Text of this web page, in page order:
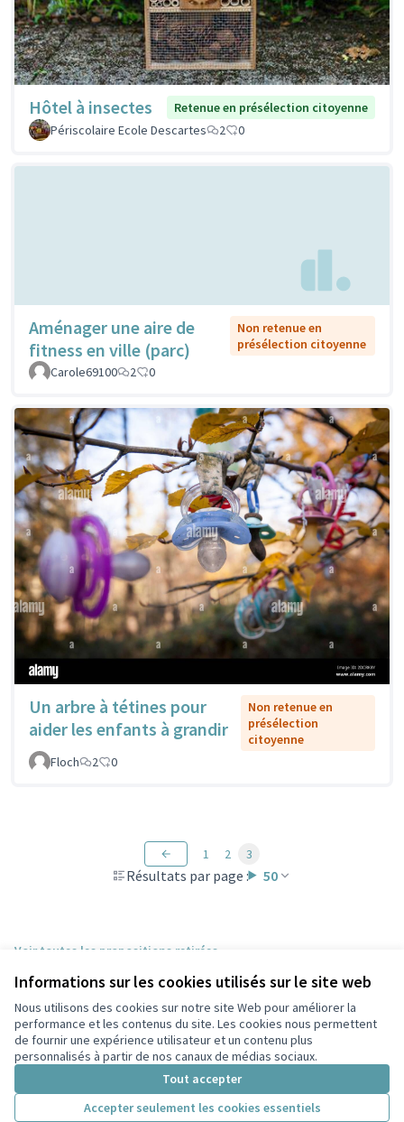
Informations sur les cookies utilisés sur le site web
Nous utilisons des cookies sur notre site Web pour améliorer la
performance et les contenus du site. Les cookies nous permettent
de fournir une expérience utilisateur et un contenu plus
personnalisés à partir de nos canaux de médias sociaux.
Tout accepter
Accepter seulement les cookies essentiels
Hôtel à insectes
Retenue en présélection citoyenne
Périscolaire Ecole Descartes
2 0
Aménager une aire de
fitness en ville (parc)
Non retenue en
présélection citoyenne
Carole69100
2 0
Un arbre à tétines pour
aider les enfants à grandir
Non retenue en
présélection
citoyenne
Floch
2 0
Résultats par page : 50
1 2 3
Voir toutes les propositions retirées
Conditions d'utilisation
Paramètres des cookies
Participez Villeurbanne sur X
(Lien externe)
Participez Villeurbanne sur Facebook
Participez Villeurbanne sur Instagram
Participez Villeurbanne sur YouTube
(Lien externe)